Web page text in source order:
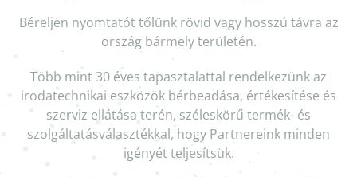
Béreljen nyomtatót tőlünk rövid vagy hosszú távra az
ország bármely területén.
Több mint 30 éves tapasztalattal rendelkezünk az
irodatechnikai eszközök bérbeadása, értékesítése és
szerviz ellátása terén, széleskörű termék- és
szolgáltatásválasztékkal, hogy Partnereink minden
igényét teljesítsük.